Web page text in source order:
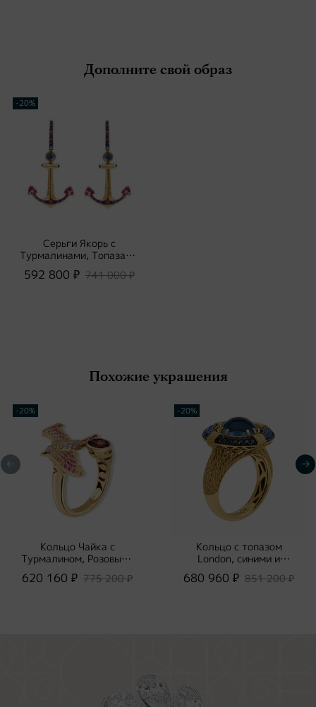
Дополните свой образ
-20%
Серьги Якорь с
Турмалинами, Топазами
и Сапфирами, E0296-
1/1
592 800 ₽ 741 000 ₽
Похожие украшения
-20%
Кольцо Чайка с
Турмалином, Розовыми
Сапфирами и
Бриллиантами, R0294-
620 160 ₽ 775 200 ₽
-20%
Кольцо с топазом
London, синими и
черными сапфирами,
R0293-0/2
680 960 ₽ 851 200 ₽